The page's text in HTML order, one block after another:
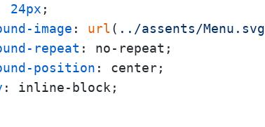
24px ;
image : url( ../assents/Menu.svg
repeat : no-repeat;
position : center;
: inline-block;